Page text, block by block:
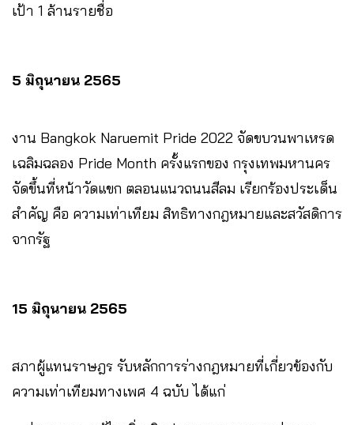
เป้า 1 ล้านรายชื่อ
5 มิถุนายน 2565
งาน Bangkok Naruemit Pride 2022 จัดขบวนพาเหรด
เฉลิมฉลอง Pride Month ครั้งแรกของ กรุงเทพมหานคร
จัดขึ้นที่หน้าวัดแขก ตลอนแนวถนนสีลม เรียกร้องประเด็น
สำคัญ คือ ความเท่าเทียม สิทธิทางกฎหมายและสวัสดิการ
จากรัฐ
15 มิถุนายน 2565
สภาผู้แทนราษฎร รับหลักการร่างกฎหมายที่เกี่ยวข้องกับ
ความเท่าเทียมทางเพศ 4 ฉบับ ได้แก่